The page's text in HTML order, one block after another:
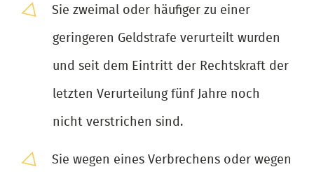
Sie zweimal oder häufiger zu einer
geringeren Geldstrafe verurteilt wurden
und seit dem Eintritt der Rechtskraft der
letzten Verurteilung fünf Jahre noch
nicht verstrichen sind.
Sie wegen eines Verbrechens oder wegen